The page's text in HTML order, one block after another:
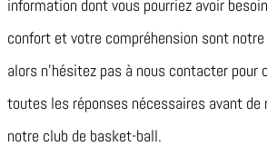
information dont vous pourriez avoir
confort et votre compréhension sont
alors n’hésitez pas à nous contacter pour
toutes les réponses nécessaires avant de
notre club de basket-ball.